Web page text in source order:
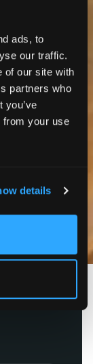
ads, to
our traffic.
of our site with
partners who
you’ve
from your use
details